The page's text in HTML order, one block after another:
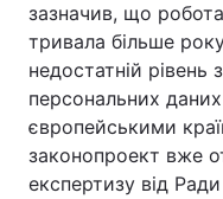
зазначив, що
тривала більше
недостатній рівень
персональних даних
європейськими
законопроект вже
експертизу від